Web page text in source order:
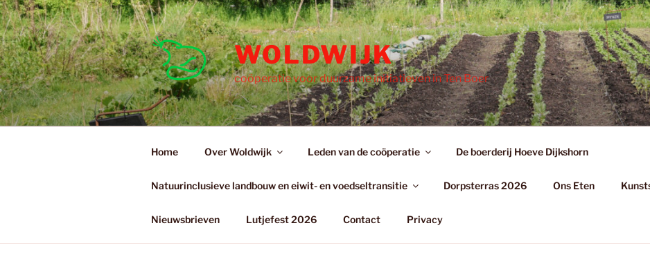
Ga
naar
de
inhoud
WOLDWIJK
coöperatie voor duurzame initiatieven in Ten Boer
Home Over Woldwijk Leden van de coöperatie De boerderij Hoeve Dijkshorn
Natuurinclusieve landbouw en eiwit- en voedseltransitie Dorpsterras 2026 Ons Eten
Nieuwsbrieven Lutjefest 2026 Contact Privacy